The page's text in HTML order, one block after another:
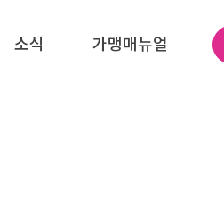
소식 가맹매뉴얼